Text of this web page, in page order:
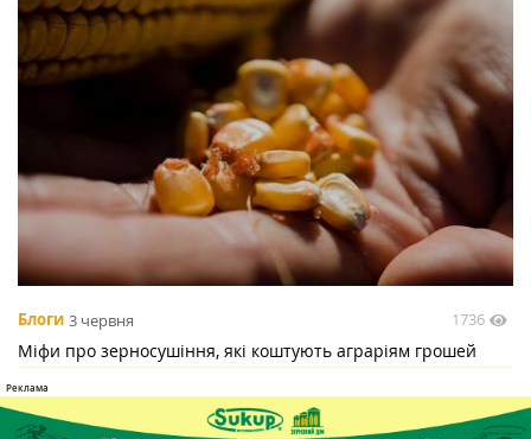
Блоги 3 червня 1736
Міфи про зерносушіння, які коштують аграріям грошей